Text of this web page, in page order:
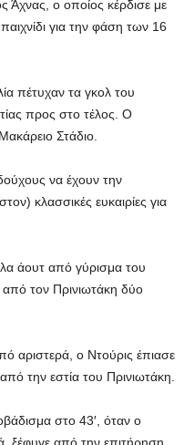
ο οποίος κέρδισε με
για την φάση των 16
πέτυχαν τα γκολ του
προς στο τέλος. Ο
Στάδιο.
να έχουν την
κλασσικές ευκαιρίες για
άουτ από γύρισμα του
τον Πρινιωτάκη δύο
αριστερά, ο Ντούρις έπιασε
την εστία του Πρινιωτάκη.
στο 43′, όταν ο